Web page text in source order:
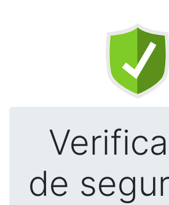
de